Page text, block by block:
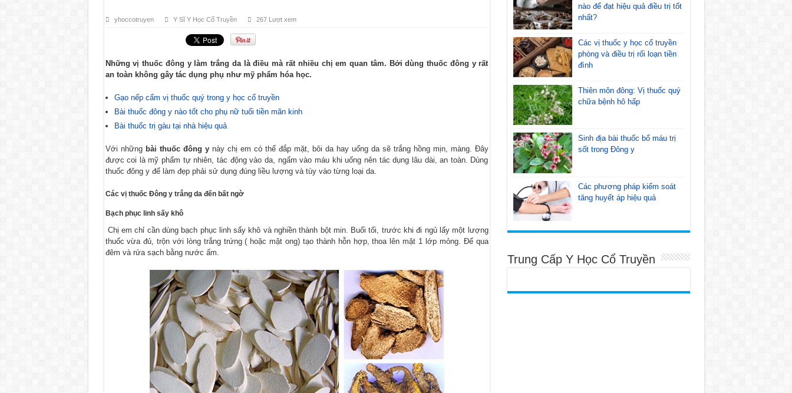
yhoccotruyen Y Sĩ Y Học Cổ Truyền 267 Lượt xem
Những vị thuốc đông y làm trắng da là điều mà rất nhiều chị em quan tâm. Bởi dùng thuốc đông y rất
an toàn không gây tác dụng phụ như mỹ phẩm hóa học.
Gạo nếp cẩm vị thuốc quý trong y học cổ truyền
Bài thuốc đông y nào tốt cho phụ nữ tuổi tiền mãn kinh
Bài thuốc trị gàu tại nhà hiệu quả
Với những bài thuốc đông ynày chị em có thể đắp mặt, bôi da hay uống da sẽ trắng hồng mịn, màng. Đây
được coi là mỹ phẩm tự nhiên, tác động vào da, ngấm vào máu khi uống nên tác dụng lâu dài, an toàn. Dùng
thuốc đông y để làm đẹp phải sử dụng đúng liều lượng và tùy vào từng loại da.
Các vị thuốc Đông y trắng da đến bất ngờ
Bạch phục linh sấy khô
Chị em chỉ cần dùng bạch phục linh sấy khô và nghiền thành bột min. Buổi tối, trước khi đi ngủ lấy một lượng
thuốc vừa đủ, trộn với lòng trắng trứng ( hoặc mật ong) tạo thành hỗn hợp, thoa lên mặt 1 lớp mỏng. Để qua
đêm và rửa sạch bằng nước ấm.
nào để đạt hiệu quả điều trị tốt
nhất?
Các vị thuốc y học cổ truyền
phòng và điều trị rối loạn tiền
đình
Thiên môn đông: Vị thuốc quý
chữa bệnh hô hấp
Sinh địa bài thuốc bổ máu trị
sốt trong Đông y
Các phương pháp kiểm soát
tăng huyết áp hiệu quả
Trung Cấp Y Học Cổ Truyền